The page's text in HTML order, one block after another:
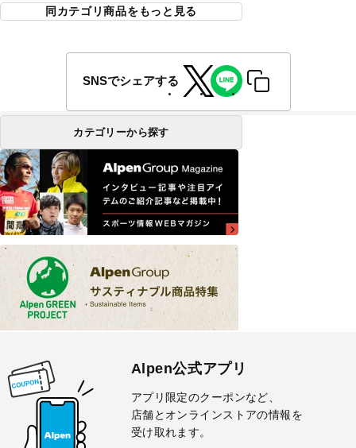
同カテゴリ商品をもっと見る
SNSでシェアする
カテゴリーから探す
Alpen公式アプリ
アプリ限定のクーポンなど、
店舗とオンラインストアの情報を
受け取れます。